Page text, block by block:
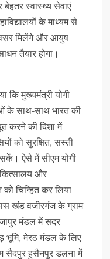
बेहतर स्वास्थ्य सेवाएं
के माध्यम से
मिलेंगे और आयुष
तैयार होगा।
कि मुख्यमंत्री योगी
के साथ-साथ भारत की
करने की दिशा में
को सुरक्षित, सस्ती
सकें। ऐसे में सीएम योगी
और
को चिन्हित कर लिया
खंड वजीरगंज के ग्राम
मंडल में सदर
भूमि, मेरठ मंडल के लिए
सैदपुर हुसैनपुर डलना में